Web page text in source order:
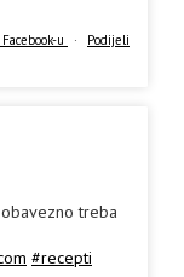
u · Podijeli
treba
#recepti